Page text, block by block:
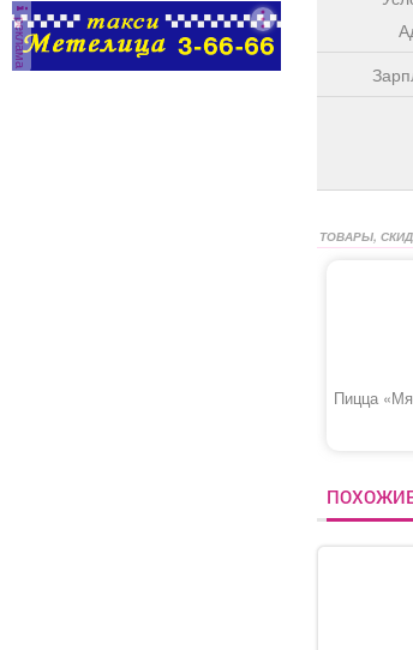
получая
вознаграждение в
размере 10000 рублей
за каждого принятого
реклама
ТОВАРЫ,
Пицца